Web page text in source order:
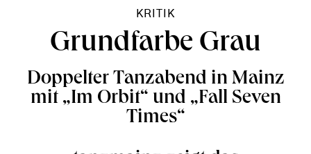
KRITIK
Grundfarbe Grau
Doppelter Tanzabend in Mainz
mit „Im Orbit“ und „Fall Seven
Times“